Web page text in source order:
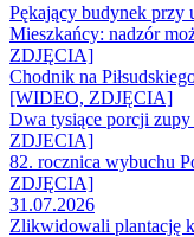
Pękający budynek przy
Mieszkańcy: nadzór
ZDJĘCIA]
Chodnik na
[WIDEO, ZDJĘCIA]
Dwa tysiące porcji
ZDJECIA]
82. rocznica wybuchu
ZDJĘCIA]
31.07.2026
Zlikwidowali plantację